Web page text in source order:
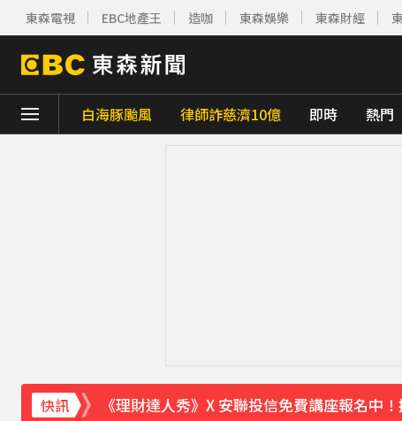
東森電視 EBC地產王 造咖 東森娛樂 東森財經
白海豚颱風 律師詐慈濟10億 即時 熱門
快訊
《理財達人秀》X 安聯投信免費講座報名中